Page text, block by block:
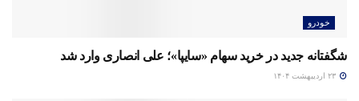
خودرو
شگفتانه جدید در خرید سهام «سایپا»؛ علی انصاری وارد شد